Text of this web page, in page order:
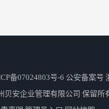
备07024803号-6 公安备案号
贝安企业管理有限公司 保留所